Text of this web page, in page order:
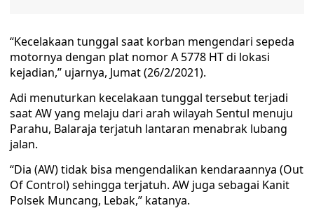
“Kecelakaan tunggal saat korban mengendari sepeda
motornya dengan plat nomor A 5778 HT di lokasi
kejadian,” ujarnya, Jumat (26/2/2021).
Adi menuturkan kecelakaan tunggal tersebut terjadi
saat AW yang melaju dari arah wilayah Sentul menuju
Parahu, Balaraja terjatuh lantaran menabrak lubang
jalan.
“Dia (AW) tidak bisa mengendalikan kendaraannya (Out
Of Control) sehingga terjatuh. AW juga sebagai Kanit
Polsek Muncang, Lebak,” katanya.